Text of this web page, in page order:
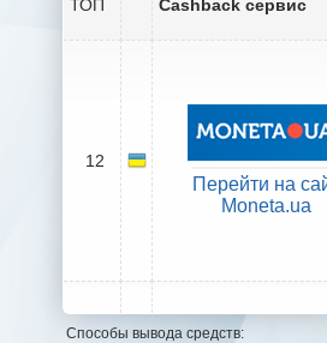
ТОП Cashback сервис
12
Перейти на
Moneta.ua
Способы вывода средств: